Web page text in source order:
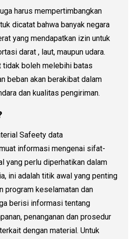
harus mempertimbangkan
dicatat bahwa banyak negara
yang mendapatkan izin untuk
darat , laut, maupun udara.
tidak boleh melebihi batas
beban akan berakibat dalam
dan kualitas pengiriman.
Safeety data
informasi mengenai sifat-
yang perlu diperhatikan dalam
ini adalah titik awal yang penting
program keselamatan dan
berisi informasi tentang
penanganan dan prosedur
dengan material. Untuk